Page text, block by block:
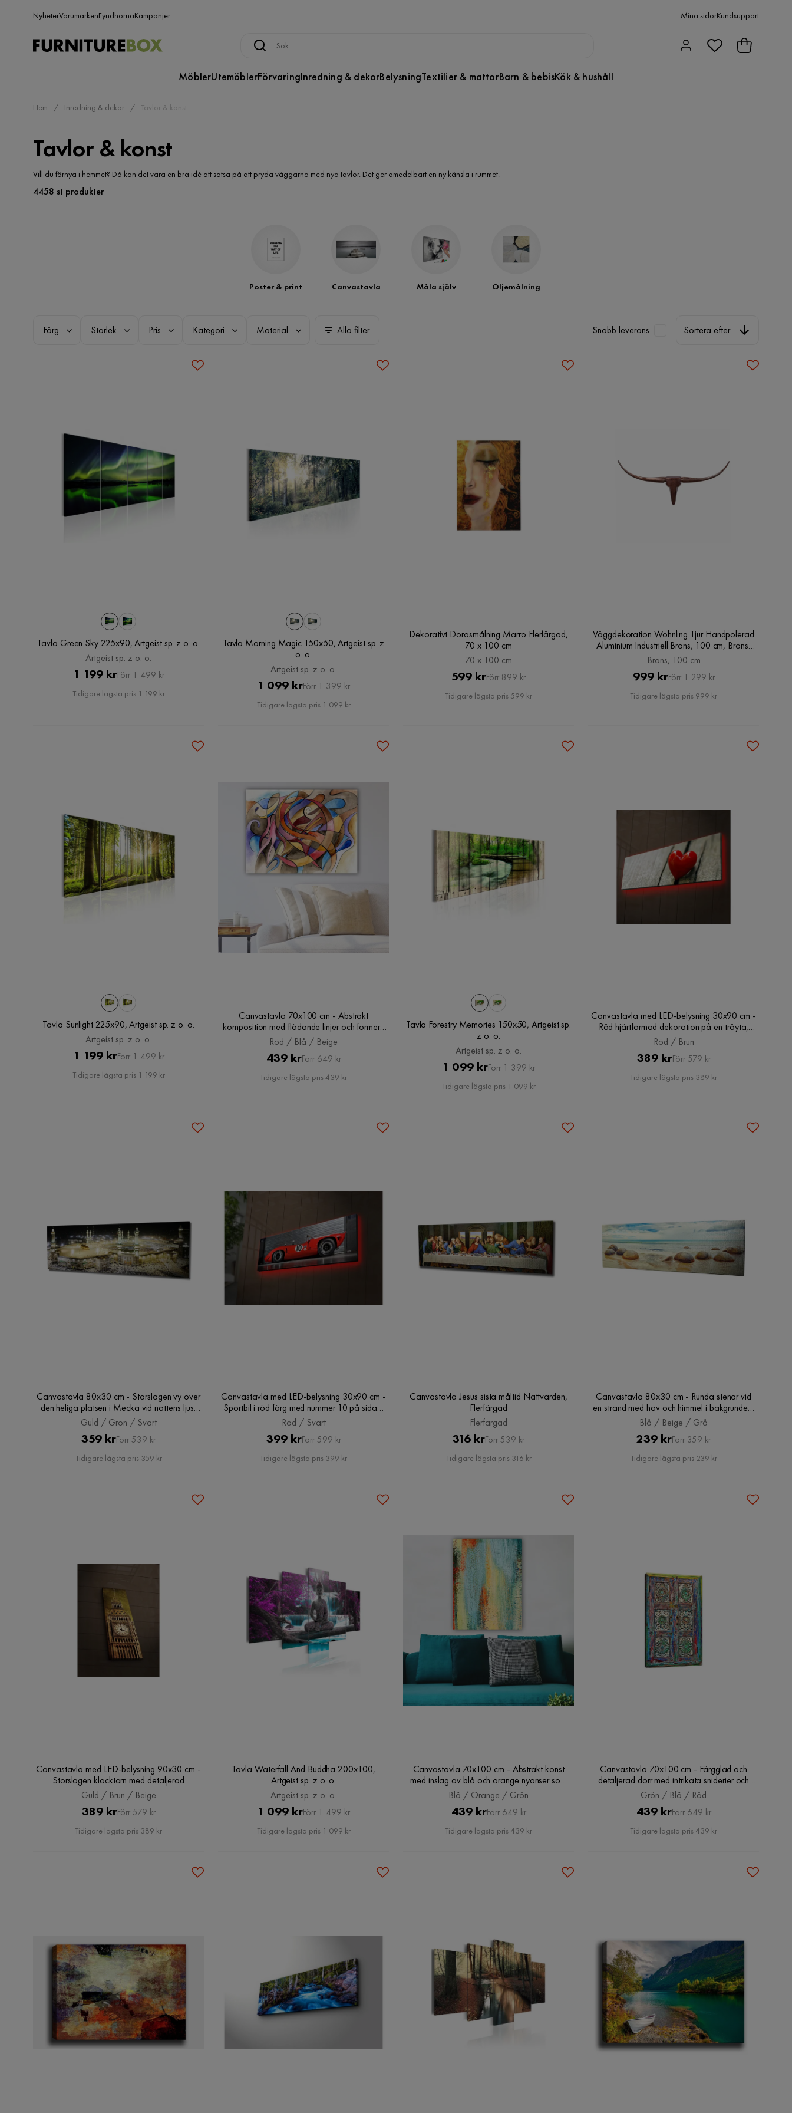
NyheterVarumärkenFyndhörnaKampanjer Mina sidorKundsupport
MöblerUtemöblerFörvaringInredning & dekorBelysningTextilier & mattorBarn & bebisKök & hushåll
Hem Inredning & dekor Tavlor & konst
Tavlor & konst
Vill du förnya i hemmet? Då kan det vara en bra idé att satsa på att pryda väggarna med nya tavlor. Det ger omedelbart en ny känsla i rummet.
4458 st produkter
Poster & print Canvastavla Måla själv Oljemålning
Färg Storlek Pris Kategori Material Alla filter Snabb leverans Sortera efter
Tavla Green Sky 225x90, Artgeist sp. z o. o.
Artgeist sp. z o. o.
Pris
1 199 krOriginal
Pris
Förr 1 499 kr
Tidigare lägsta pris 1 199 kr
Tavla Morning Magic 150x50, Artgeist sp. z
o. o.
Artgeist sp. z o. o.
Pris
1 099 krOriginal
Pris
Förr 1 399 kr
Tidigare lägsta pris 1 099 kr
Dekorativt Dorosmålning Marro Flerfärgad,
70 x 100 cm
70 x 100 cm
Pris
599 krOriginal
Pris
Förr 899 kr
Tidigare lägsta pris 599 kr
Väggdekoration Wohnling Tjur Handpolerad
Aluminium Industriell Brons, 100 cm, Brons,
100 cm
Brons, 100 cm
Pris
999 kr Original
Pris
Förr 1 299 kr
Tidigare lägsta pris 999 kr
Tavla Sunlight 225x90, Artgeist sp. z o. o.
Artgeist sp. z o. o.
Pris
1 199 krOriginal
Pris
Förr 1 499 kr
Tidigare lägsta pris 1 199 kr
Canvastavla 70x100 cm - Abstrakt
komposition med flödande linjer och former i
varma och kalla färger, Röd / Blå / Beige
Röd / Blå / Beige
Pris
439 krOriginal
Pris
Förr 649 kr
Tidigare lägsta pris 439 kr
Tavla Forestry Memories 150x50, Artgeist sp.
z o. o.
Artgeist sp. z o. o.
Pris
1 099 krOriginal
Pris
Förr 1 399 kr
Tidigare lägsta pris 1 099 kr
Canvastavla med LED-belysning 30x90 cm -
Röd hjärtformad dekoration på en träyta,
Röd / Brun
Röd / Brun
Pris
389 krOriginal
Pris
Förr 579 kr
Tidigare lägsta pris 389 kr
Canvastavla 80x30 cm - Storslagen vy över
den heliga platsen i Mecka vid nattens ljus,
Guld / Grön / Svart
Guld / Grön / Svart
Pris
359 krOriginal
Pris
Förr 539 kr
Tidigare lägsta pris 359 kr
Canvastavla med LED-belysning 30x90 cm -
Sportbil i röd färg med nummer 10 på sidan,
Röd / Svart
Röd / Svart
Pris
399 krOriginal
Pris
Förr 599 kr
Tidigare lägsta pris 399 kr
Canvastavla Jesus sista måltid Nattvarden,
Flerfärgad
Flerfärgad
Pris
316 krOriginal
Pris
Förr 539 kr
Tidigare lägsta pris 316 kr
Canvastavla 80x30 cm - Runda stenar vid
en strand med hav och himmel i bakgrunden,
Blå / Beige / Grå
Blå / Beige / Grå
Pris
239 krOriginal
Pris
Förr 359 kr
Tidigare lägsta pris 239 kr
Canvastavla med LED-belysning 90x30 cm -
Storslagen klocktorn med detaljerad
arkitektur, Guld / Brun / Beige
Guld / Brun / Beige
Pris
389 krOriginal
Pris
Förr 579 kr
Tidigare lägsta pris 389 kr
Tavla Waterfall And Buddha 200x100,
Artgeist sp. z o. o.
Artgeist sp. z o. o.
Pris
1 099 krOriginal
Pris
Förr 1 499 kr
Tidigare lägsta pris 1 099 kr
Canvastavla 70x100 cm - Abstrakt konst
med inslag av blå och orange nyanser som
skapar en dynamisk textur, Blå / Orange /
Grön
Blå / Orange / Grön
Pris
439 krOriginal
Pris
Förr 649 kr
Tidigare lägsta pris 439 kr
Canvastavla 70x100 cm - Färgglad och
detaljerad dörr med intrikata sniderier och
mönster, Grön / Blå / Röd
Grön / Blå / Röd
Pris
439 krOriginal
Pris
Förr 649 kr
Tidigare lägsta pris 439 kr